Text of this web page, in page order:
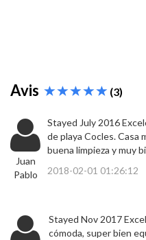
Avis (3)
Juan
Pablo
Stayed July 2016
de playa Cocles. Casa
buena limpieza y muy
2018-02-01 01:26:12
Stayed Nov 2017
cómoda, super bien